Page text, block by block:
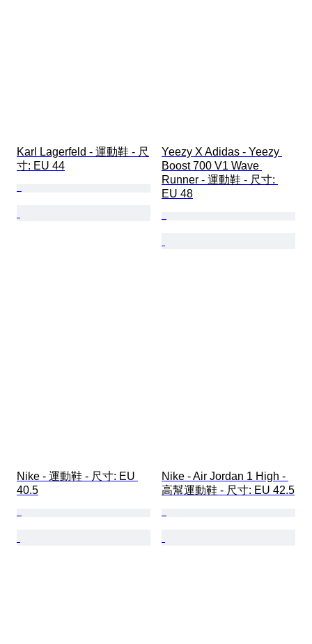
Karl Lagerfeld - 運動鞋 - 尺
寸: EU 44
Yeezy X Adidas - Yeezy
Boost 700 V1 Wave
Runner - 運動鞋 - 尺寸:
EU 48
Nike - 運動鞋 - 尺寸: EU
40.5
Nike - Air Jordan 1 High -
高幫運動鞋 - 尺寸: EU 42.5